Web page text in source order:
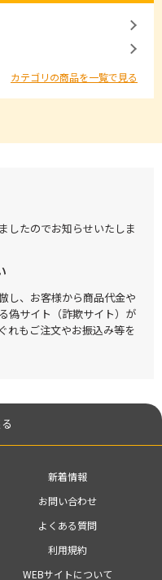
カテゴリの商品を一覧で見る
したのでお知らせいたしま
し、お客様から商品代金や
偽サイト（詐欺サイト）が
れもご注文やお振込み等を
新着情報
お問い合わせ
よくある質問
利用規約
WEBサイトについて